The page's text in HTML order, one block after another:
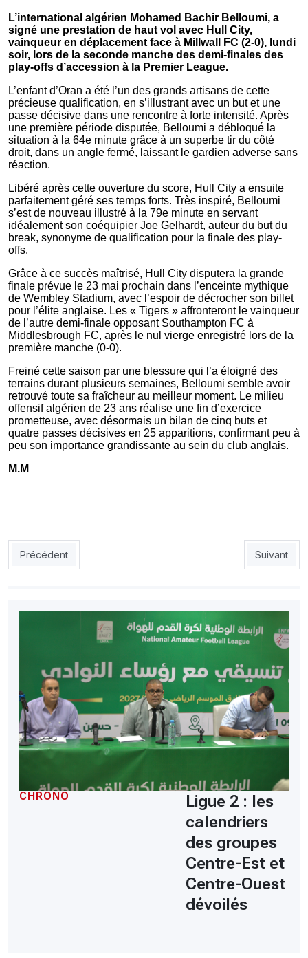
L’international algérien Mohamed Bachir Belloumi, a
signé une prestation de haut vol avec Hull City,
vainqueur en déplacement face à Millwall FC (2-0), lundi
soir, lors de la seconde manche des demi-finales des
play-offs d’accession à la Premier League.
L’enfant d’Oran a été l’un des grands artisans de cette
précieuse qualification, en s’illustrant avec un but et une
passe décisive dans une rencontre à forte intensité. Après
une première période disputée, Belloumi a débloqué la
situation à la 64e minute grâce à un superbe tir du côté
droit, dans un angle fermé, laissant le gardien adverse sans
réaction.
Libéré après cette ouverture du score, Hull City a ensuite
parfaitement géré ses temps forts. Très inspiré, Belloumi
s’est de nouveau illustré à la 79e minute en servant
idéalement son coéquipier Joe Gelhardt, auteur du but du
break, synonyme de qualification pour la finale des play-
offs.
Grâce à ce succès maîtrisé, Hull City disputera la grande
finale prévue le 23 mai prochain dans l’enceinte mythique
de Wembley Stadium, avec l’espoir de décrocher son billet
pour l’élite anglaise. Les « Tigers » affronteront le vainqueur
de l’autre demi-finale opposant Southampton FC à
Middlesbrough FC, après le nul vierge enregistré lors de la
première manche (0-0).
Freiné cette saison par une blessure qui l’a éloigné des
terrains durant plusieurs semaines, Belloumi semble avoir
retrouvé toute sa fraîcheur au meilleur moment. Le milieu
offensif algérien de 23 ans réalise une fin d’exercice
prometteuse, avec désormais un bilan de cinq buts et
quatre passes décisives en 25 apparitions, confirmant peu à
peu son importance grandissante au sein du club anglais.
M.M
Article précédent : CAN-2026 U17 : le Stade rennais refuse de
Précédent Article
Suivant
CHRONO
Ligue 2 : les
calendriers
des groupes
Centre-Est et
Centre-Ouest
dévoilés